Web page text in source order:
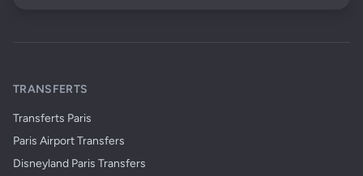
TRANSFERTS
Transferts Paris
Paris Airport Transfers
Disneyland Paris Transfers